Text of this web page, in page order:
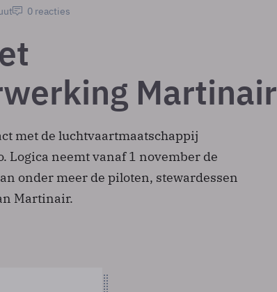
0 reacties
Martinair
met de luchtvaartmaatschappij
Logica neemt vanaf 1 november de
onder meer de piloten, stewardessen
Martinair.